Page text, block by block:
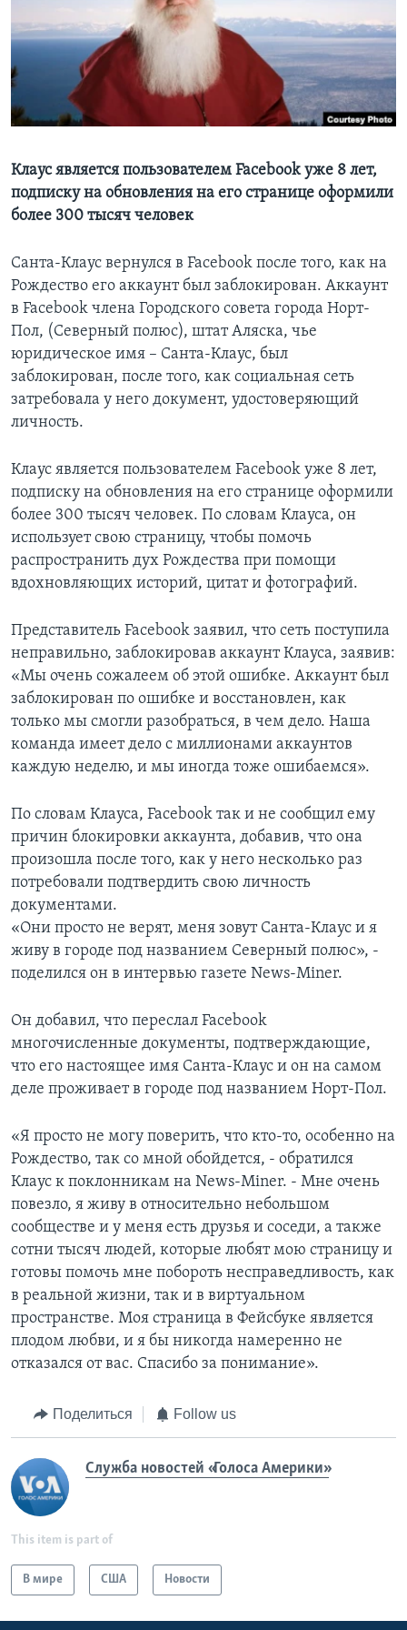
Learning English
СОЦИАЛЬНЫЕ СЕТИ
Языки
Клаус является пользователем Facebook уже 8 лет,
подписку на обновления на его странице оформили
более 300 тысяч человек
Санта-Клаус вернулся в Facebook после того, как на
Рождество его аккаунт был заблокирован. Аккаунт
в Facebook члена Городского совета города Норт-
Пол, (Северный полюс), штат Аляска, чье
юридическое имя – Санта-Клаус, был
заблокирован, после того, как социальная сеть
затребовала у него документ, удостоверяющий
личность.
Клаус является пользователем Facebook уже 8 лет,
подписку на обновления на его странице оформили
более 300 тысяч человек. По словам Клауса, он
использует свою страницу, чтобы помочь
распространить дух Рождества при помощи
вдохновляющих историй, цитат и фотографий.
Представитель Facebook заявил, что сеть поступила
неправильно, заблокировав аккаунт Клауса, заявив:
«Мы очень сожалеем об этой ошибке. Аккаунт был
заблокирован по ошибке и восстановлен, как
только мы смогли разобраться, в чем дело. Наша
команда имеет дело с миллионами аккаунтов
каждую неделю, и мы иногда тоже ошибаемся».
По словам Клауса, Facebook так и не сообщил ему
причин блокировки аккаунта, добавив, что она
произошла после того, как у него несколько раз
потребовали подтвердить свою личность
документами.
«Они просто не верят, меня зовут Санта-Клаус и я
живу в городе под названием Северный полюс», -
поделился он в интервью газете News-Miner.
Он добавил, что переслал Facebook
многочисленные документы, подтверждающие,
что его настоящее имя Санта-Клаус и он на самом
деле проживает в городе под названием Норт-Пол.
«Я просто не могу поверить, что кто-то, особенно на
Рождество, так со мной обойдется, - обратился
Клаус к поклонникам на News-Miner. - Мне очень
повезло, я живу в относительно небольшом
сообществе и у меня есть друзья и соседи, а также
сотни тысяч людей, которые любят мою страницу и
готовы помочь мне побороть несправедливость, как
в реальной жизни, так и в виртуальном
пространстве. Моя страница в Фейсбуке является
плодом любви, и я бы никогда намеренно не
отказался от вас. Спасибо за понимание».
Поделиться Follow us
Служба новостей «Голоса Америки»
This item is part of
В мире США Новости